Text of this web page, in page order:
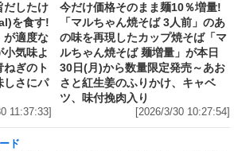
だしたけ
を食す!
が適度な
気味よ
ねぎのト
しさにパ
11:37:33]
今だけ価格そのまま麺10％増量!
「マルちゃん焼そば 3人前」のあ
の味を再現したカップ焼そば「マ
ルちゃん焼そば 麺増量」が本日
30日(月)から数量限定発売～あお
さと紅生姜のふりかけ、キャベ
ツ、味付挽肉入り
[2026/3/30 10:27:54]
ド